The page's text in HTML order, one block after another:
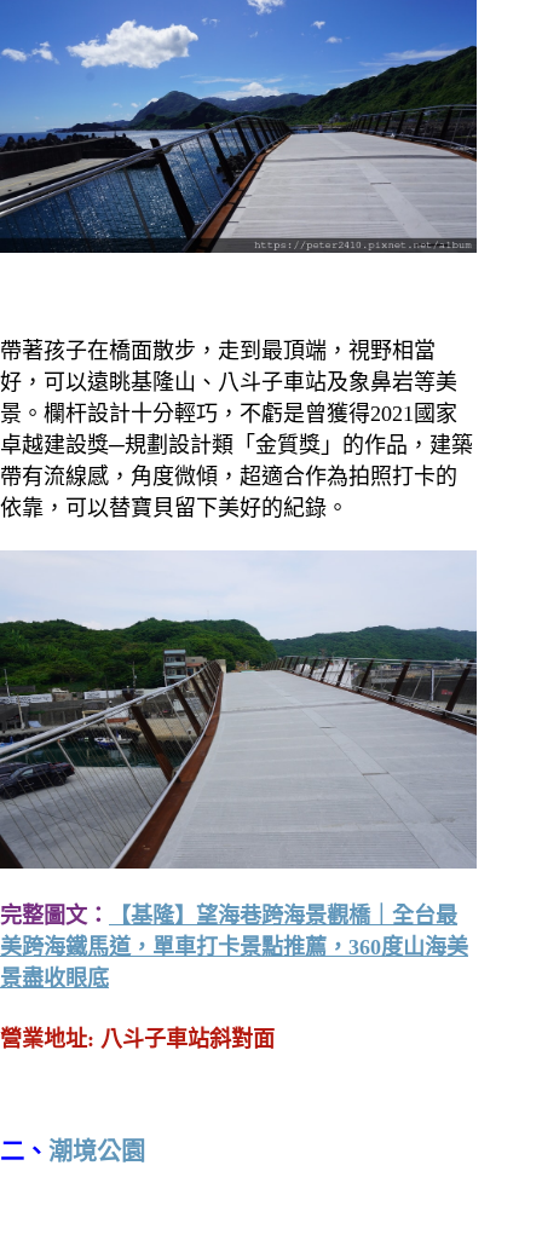
帶著孩子在橋面散步，走到最頂端，視野相當
好，可以遠眺基隆山、八斗子車站及象鼻岩等美
景。欄杆設計十分輕巧，不虧是曾獲得2021國家
卓越建設獎─規劃設計類「金質獎」的作品，建築
帶有流線感，角度微傾，超適合作為拍照打卡的
依靠，可以替寶貝留下美好的紀錄。
完整圖文：
【基隆】望海巷跨海景觀橋｜全台最
美跨海鐵馬道，單車打卡景點推薦，360度山海美
景盡收眼底
營業地址: 八斗子車站斜對面
二、 潮境公園